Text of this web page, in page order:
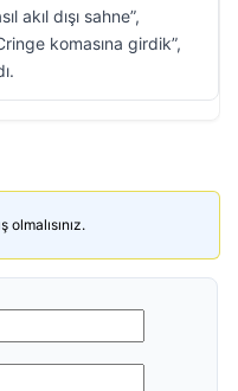
akıl dışı sahne”,
komasına girdik”,